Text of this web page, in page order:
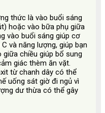
thức là vào buổi sáng
hoặc vào bữa phụ giữa
vào buổi sáng giúp cơ
và năng lượng, giúp bạn
chiều giúp bổ sung
giác thèm ăn vặt.
từ chanh dây có thể
uống sát giờ đi ngủ vì
dư thừa có thể gây